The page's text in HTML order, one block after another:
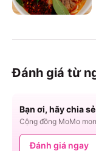
Đánh giá từ
Bạn ơi, hãy chia
Cộng đồng MoMo
Đánh giá ngay